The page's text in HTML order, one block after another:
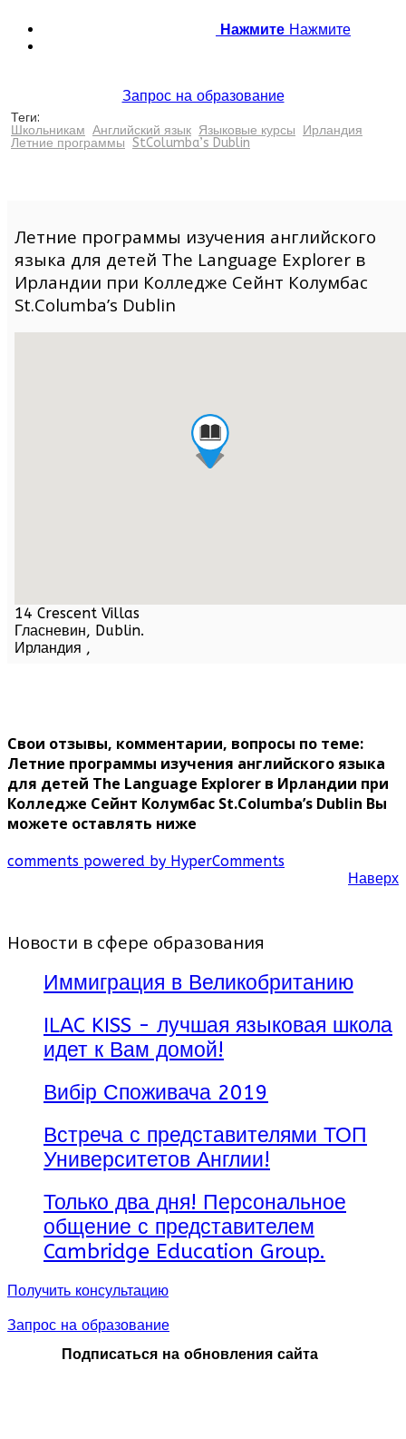
Нажмите Нажмите
Запрос на образование
Теги:
Школьникам Английский язык Языковые курсы Ирландия
Летние программы StColumba’s Dublin
Летние программы изучения английского
языка для детей The Language Explorer в
Ирландии при Колледже Сейнт Колумбас
St.Columba’s Dublin
14 Crescent Villas
Гласневин, Dublin.
Ирландия ,
Свои отзывы, комментарии, вопросы по теме:
Летние программы изучения английского языка
для детей The Language Explorer в Ирландии при
Колледже Сейнт Колумбас St.Columba’s Dublin Вы
можете оставлять ниже
comments powered by HyperComments
Наверх
Новости в сфере образования
Иммиграция в Великобританию
ILAC KISS - лучшая языковая школа
идет к Вам домой!
Вибір Споживача 2019
Встреча с представителями ТОП
Университетов Англии!
Только два дня! Персональное
общение с представителем
Cambridge Education Group.
Получить консультацию
Запрос на образование
Подписаться на обновления сайта